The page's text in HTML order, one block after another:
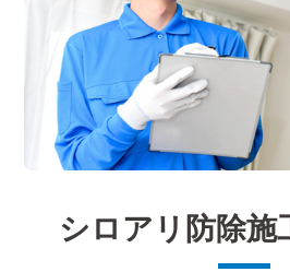
シロアリ防除施